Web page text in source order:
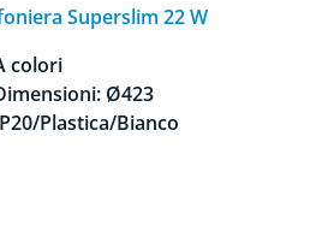
Superslim 22 W
colori
Ø423
Plastica/Bianco